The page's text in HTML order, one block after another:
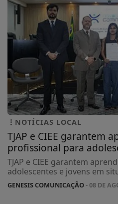
NOTÍCIAS LOCAL
TJAP e CIEE garantem
profissional para
TJAP e CIEE garantem
adolescentes e jovens em
GENESIS COMUNICAÇÃO- 08 DE